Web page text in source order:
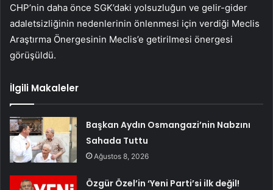
CHP’nin daha önce SGK’daki yolsuzluğun ve gelir-gider
adaletsizliğinin nedenlerinin önlenmesi için verdiği Meclis
Araştırma Önergesinin Meclis’e getirilmesi önergesi
görüşüldü.
İlgili Makaleler
Başkan Aydın Osmangazi’nin Nabzını
Sahada Tuttu
Ağustos 8, 2026
Özgür Özel’in ‘Yeni Parti’si ilk değil!